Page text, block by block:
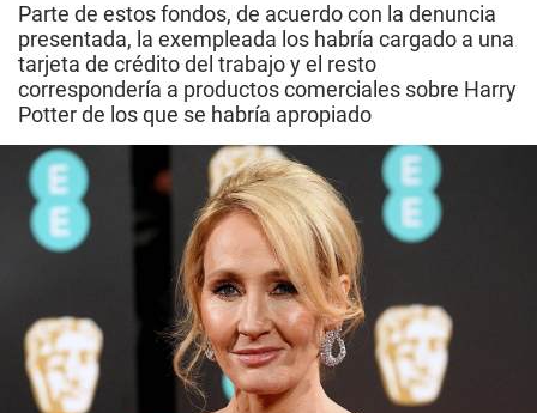
Parte de estos fondos, de acuerdo con la denuncia
presentada, la exempleada los habría cargado a una
tarjeta de crédito del trabajo y el resto
correspondería a productos comerciales sobre Harry
Potter de los que se habría apropiado